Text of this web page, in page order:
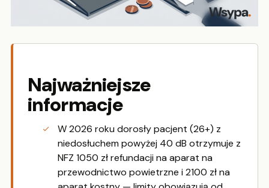
Najważniejsze
informacje
W 2026 roku dorosły pacjent (26+) z
niedosłuchem powyżej 40 dB otrzymuje z
NFZ 1050 zł refundacji na aparat na
przewodnictwo powietrzne i 2100 zł na